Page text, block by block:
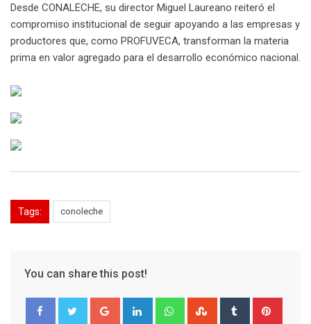
Desde CONALECHE, su director Miguel Laureano reiteró el
compromiso institucional de seguir apoyando a las empresas y
productores que, como PROFUVECA, transforman la materia
prima en valor agregado para el desarrollo económico nacional.
Tags: conoleche
You can share this post!
Google+ LinkedIn WhatsappStumbleUpon
Tumblr